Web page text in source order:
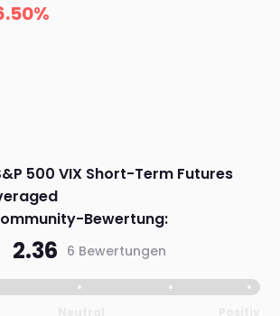
500 VIX Short-Term Futures
Bewertung:
2.36 6 Bewertungen